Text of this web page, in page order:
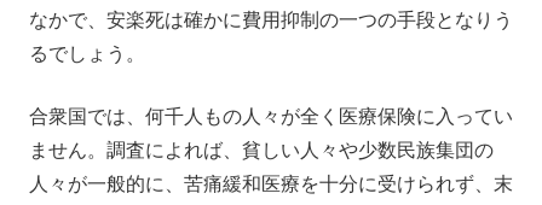
なかで、安楽死は確かに費用抑制の一つの手段となりう
るでしょう。
合衆国では、何千人もの人々が全く医療保険に入ってい
ません。調査によれば、貧しい人々や少数民族集団の
人々が一般的に、苦痛緩和医療を十分に受けられず、末